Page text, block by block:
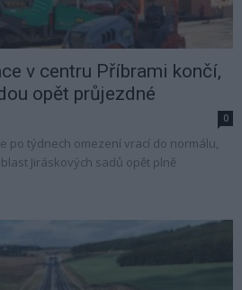
v centru Příbrami končí,
opět průjezdné
0
po týdnech omezení vrací do normálu,
Jiráskových sadů opět plně